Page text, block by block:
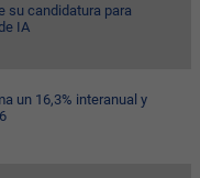
su candidatura para
IA
un 16,3% interanual y